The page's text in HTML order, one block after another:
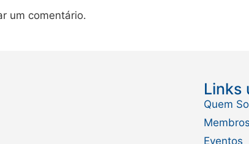
um comentário.
Links
Quem
Membros
Eventos